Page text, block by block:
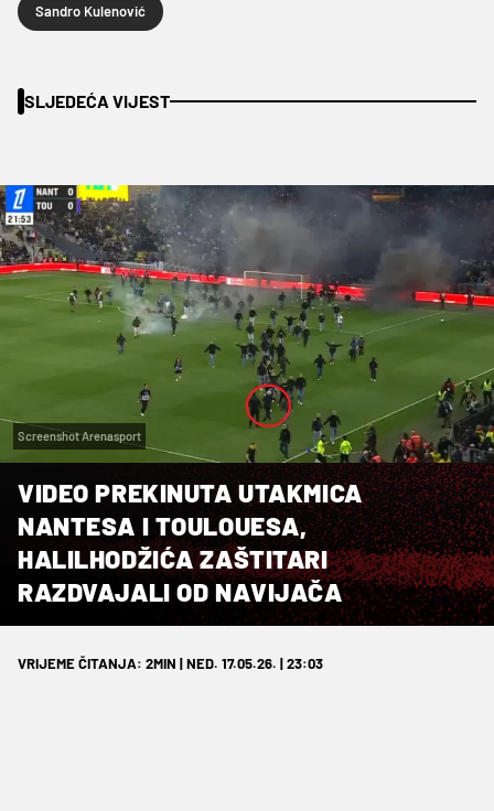
Sandro Kulenović
SLJEDEĆA VIJEST
Screenshot Arenasport
VIDEO PREKINUTA UTAKMICA
NANTESA I TOULOUESA,
HALILHODŽIĆA ZAŠTITARI
RAZDVAJALI OD NAVIJAČA
VRIJEME ČITANJA: 2MIN | NED. 17.05.26. | 23:03